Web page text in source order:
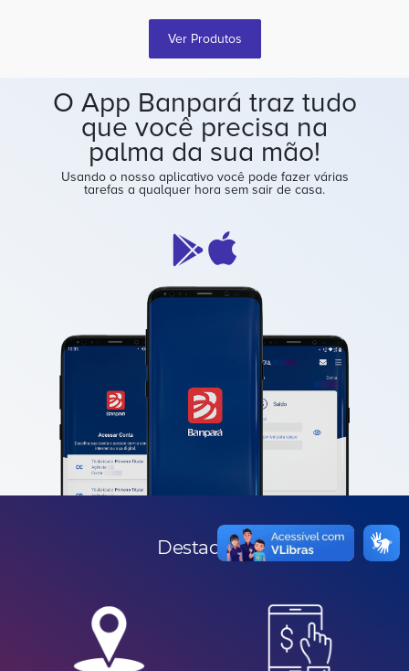
Ver Produtos
O App Banpará traz tudo
que você precisa na
palma da sua mão!
Usando o nosso aplicativo você pode fazer várias
tarefas a qualquer hora sem sair de casa.
Destaques